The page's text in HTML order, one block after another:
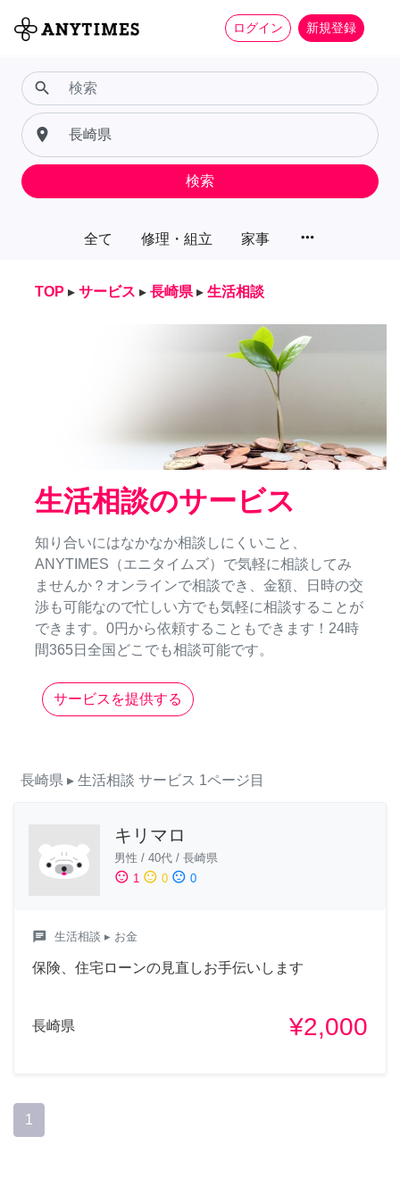
ログイン 新規登録
全て 修理・組立 家事 more_horiz
search
place
検索
TOP ▸ サービス ▸ 長崎県 ▸ 生活相談
生活相談のサービス
知り合いにはなかなか相談しにくいこと、
ANYTIMES（エニタイムズ）で気軽に相談してみ
ませんか？オンラインで相談でき、金額、日時の交
渉も可能なので忙しい方でも気軽に相談することが
できます。0円から依頼することもできます！24時
間365日全国どこでも相談可能です。
サービスを提供する
長崎県 ▸ 生活相談 サービス 1ページ目
キリマロ
男性 / 40代 / 長崎県
sentiment_satisfied 1 sentiment_neutral 0 sentiment_dissatisfied 0
chat 生活相談 ▸ お金
保険、住宅ローンの見直しお手伝いします
長崎県 ¥2,000
1